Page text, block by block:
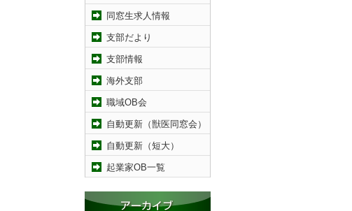
同窓生求人情報
支部だより
支部情報
海外支部
職域OB会
自動更新（獣医同窓会）
自動更新（短大）
起業家OB一覧